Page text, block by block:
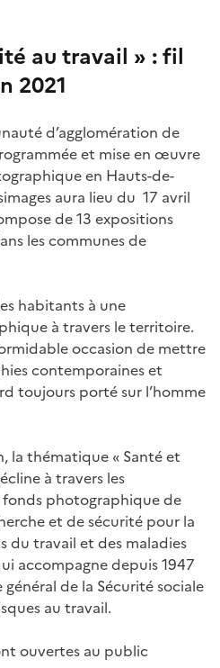
au travail » : fil
2021
d’agglomération de
et mise en œuvre
en Hauts-de-
aura lieu du 17 avril
de 13 expositions
les communes de
habitants à une
à travers le territoire.
occasion de mettre
contemporaines et
toujours porté sur l’homme
la thématique « Santé et
à travers les
photographique de
et de sécurité pour la
du travail et des maladies
accompagne depuis 1947
de la Sécurité sociale
au travail.
ouvertes au public